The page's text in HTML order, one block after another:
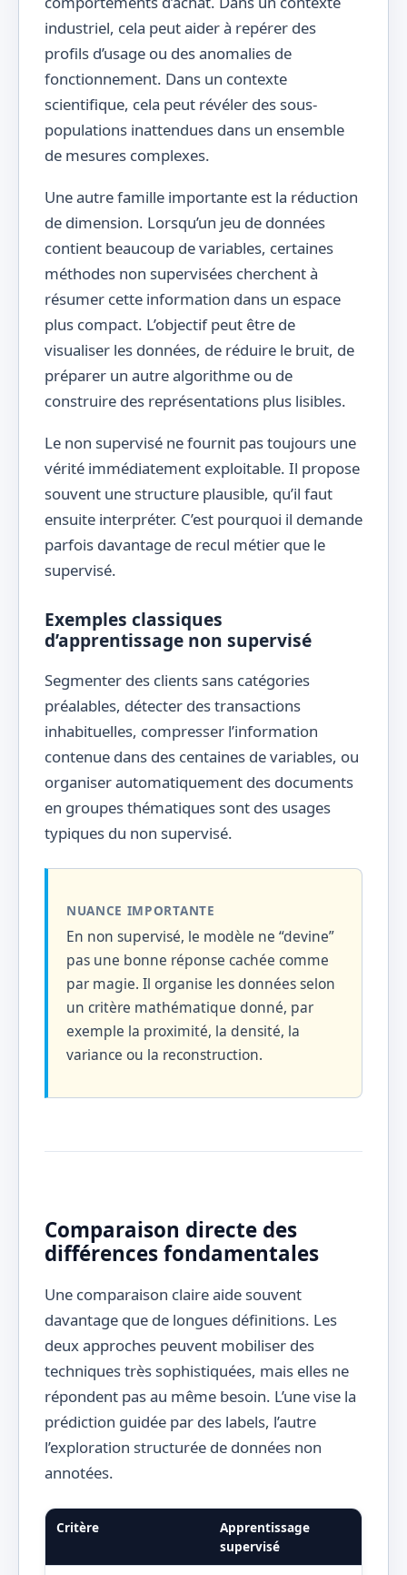
industriel, cela peut aider à repérer des
profils d’usage ou des anomalies de
fonctionnement. Dans un contexte
scientifique, cela peut révéler des sous-
populations inattendues dans un ensemble
de mesures complexes.
Une autre famille importante est la réduction
de dimension. Lorsqu’un jeu de données
contient beaucoup de variables, certaines
méthodes non supervisées cherchent à
résumer cette information dans un espace
plus compact. L’objectif peut être de
visualiser les données, de réduire le bruit, de
préparer un autre algorithme ou de
construire des représentations plus lisibles.
Le non supervisé ne fournit pas toujours une
vérité immédiatement exploitable. Il propose
souvent une structure plausible, qu’il faut
ensuite interpréter. C’est pourquoi il demande
parfois davantage de recul métier que le
supervisé.
Exemples classiques
d’apprentissage non supervisé
Segmenter des clients sans catégories
préalables, détecter des transactions
inhabituelles, compresser l’information
contenue dans des centaines de variables, ou
organiser automatiquement des documents
en groupes thématiques sont des usages
typiques du non supervisé.
NUANCE IMPORTANTE
En non supervisé, le modèle ne “devine”
pas une bonne réponse cachée comme
par magie. Il organise les données selon
un critère mathématique donné, par
exemple la proximité, la densité, la
variance ou la reconstruction.
Comparaison directe des
différences fondamentales
Une comparaison claire aide souvent
davantage que de longues définitions. Les
deux approches peuvent mobiliser des
techniques très sophistiquées, mais elles ne
répondent pas au même besoin. L’une vise la
prédiction guidée par des labels, l’autre
l’exploration structurée de données non
annotées.
Critère
Apprentissage
supervisé